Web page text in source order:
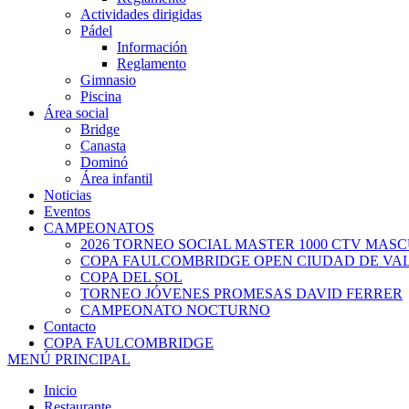
Actividades dirigidas
Pádel
Información
Reglamento
Gimnasio
Piscina
Área social
Bridge
Canasta
Dominó
Área infantil
Noticias
Eventos
CAMPEONATOS
2026 TORNEO SOCIAL MASTER 1000 CTV
COPA FAULCOMBRIDGE OPEN CIUDAD DE
COPA DEL SOL
TORNEO JÓVENES PROMESAS DAVID FERRER
CAMPEONATO NOCTURNO
Contacto
COPA FAULCOMBRIDGE
MENÚ PRINCIPAL
Inicio